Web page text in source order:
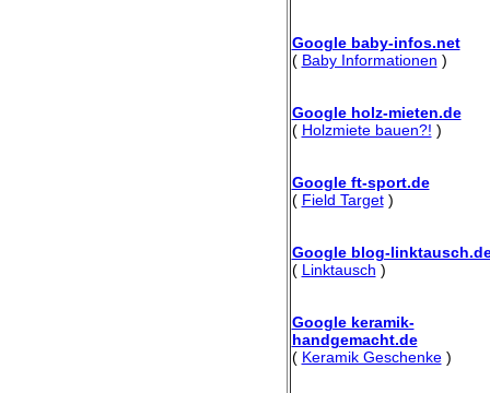
Google baby-infos.net
( Baby Informationen )
Google holz-mieten.de
( Holzmiete bauen?! )
Google ft-sport.de
( Field Target)
Google blog-
( Linktausch )
Google keramik-
handgemacht.de
( Keramik Geschenke)